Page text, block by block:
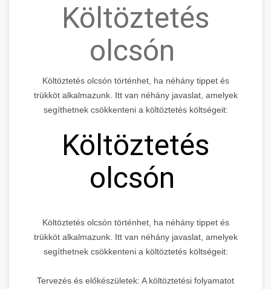
Költöztetés
olcsón
Költöztetés olcsón történhet, ha néhány tippet és
trükköt alkalmazunk. Itt van néhány javaslat, amelyek
segíthetnek csökkenteni a költöztetés költségeit:
Költöztetés
olcsón
Költöztetés olcsón történhet, ha néhány tippet és
trükköt alkalmazunk. Itt van néhány javaslat, amelyek
segíthetnek csökkenteni a költöztetés költségeit:
Tervezés és előkészületek: A költöztetési folyamatot